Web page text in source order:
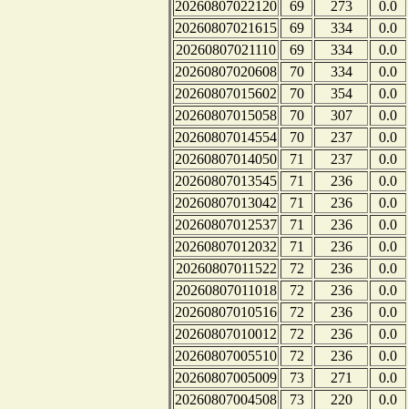
20260807022120
69 273
0.0
20260807021615
69 334
0.0
20260807021110
69 334
0.0
20260807020608
70 334
0.0
20260807015602
70 354
0.0
20260807015058
70 307
0.0
20260807014554
70 237
0.0
20260807014050
71 237
0.0
20260807013545
71 236
0.0
20260807013042
71 236
0.0
20260807012537
71 236
0.0
20260807012032
71 236
0.0
20260807011522
72 236
0.0
20260807011018
72 236
0.0
20260807010516
72 236
0.0
20260807010012
72 236
0.0
20260807005510
72 236
0.0
20260807005009
73 271
0.0
20260807004508
73 220
0.0